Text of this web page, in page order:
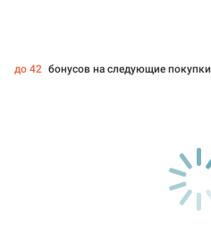
до 42 бонусов на следующие покупки